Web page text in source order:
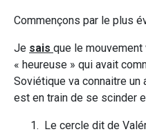
Commençons par le plus
Je sais que le
« heureuse » qui avait
Soviétique va connaitre un
est en train de se scinder
Le cercle dit de